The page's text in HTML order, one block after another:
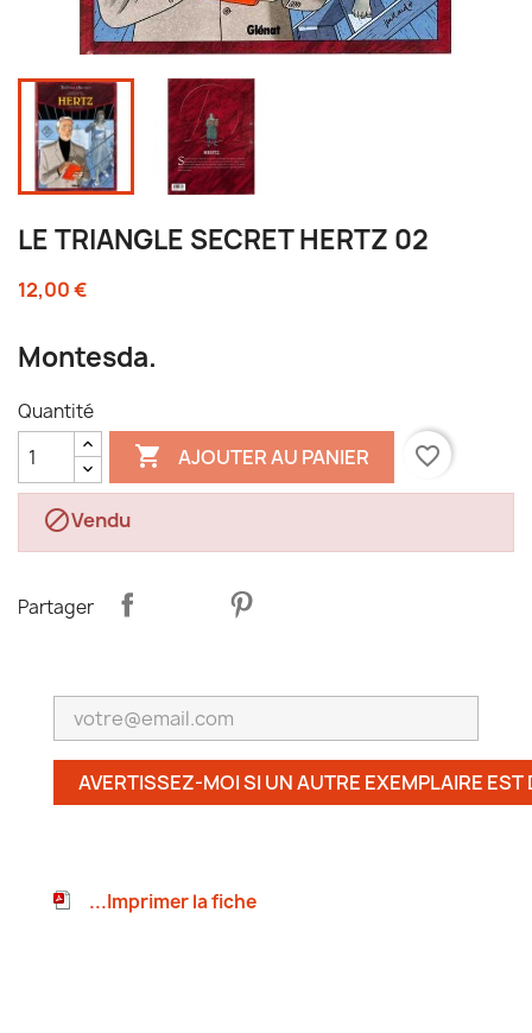
LE TRIANGLE SECRET HERTZ 02
12,00 €
Montesda.
Quantité
 AJOUTER AU PANIER favorite_border
Vendu
Partager
AVERTISSEZ-MOI SI UN AUTRE EXEMPLAIRE EST
...Imprimer la fiche